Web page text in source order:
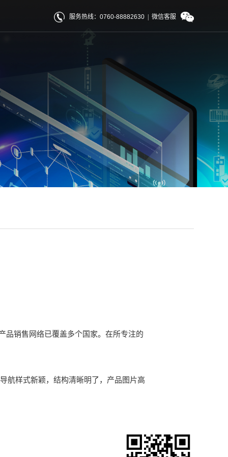
服务热线：0760-88882630 微信客服
品销售网络已覆盖多个国家。在所专注的
航样式新颖，结构清晰明了，产品图片高